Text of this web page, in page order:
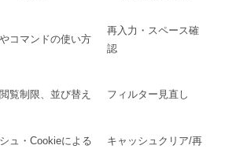
コマンドの使い方
再入力・スペース確
認
覧制限、並び替え フィルター見直し
ュ・Cookieによる
キャッシュクリア/再